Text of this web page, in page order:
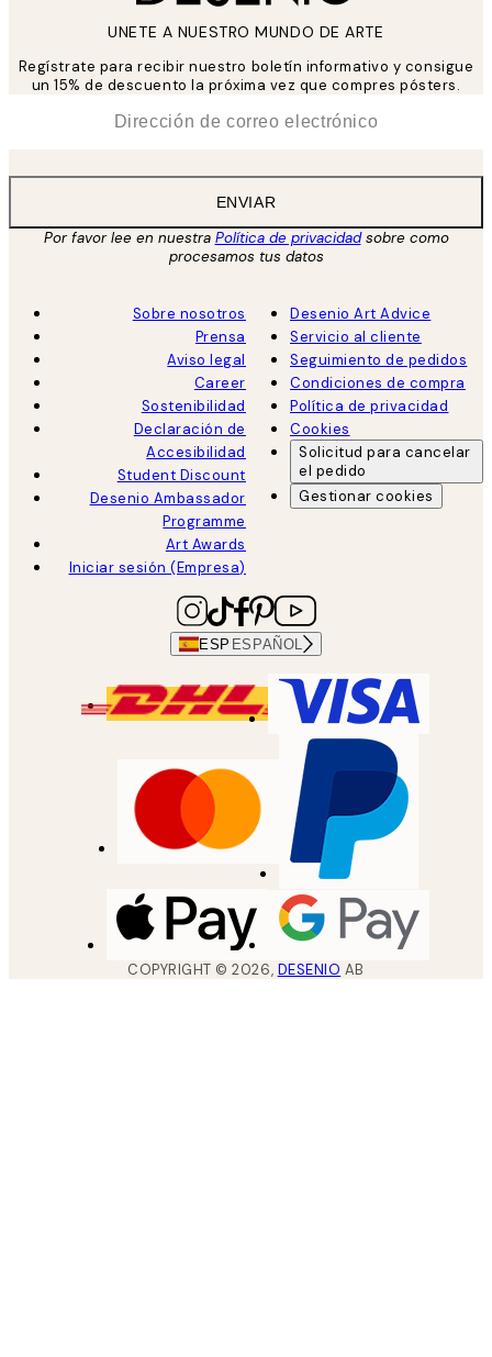
UNETE A NUESTRO MUNDO DE ARTE
Regístrate para recibir nuestro boletín informativo y consigue
un 15% de descuento la próxima vez que compres pósters.
ENVIAR
Por favor lee en nuestra Política de privacidadsobre como
procesamos tus datos
Sobre nosotros
Prensa
Aviso legal
Career
Sostenibilidad
Declaración de
Accesibilidad
Student Discount
Desenio Ambassador
Programme
Art Awards
Iniciar sesión (Empresa)
Desenio Art Advice
Servicio al cliente
Seguimiento de pedidos
Condiciones de compra
Política de privacidad
Cookies
Solicitud para cancelar
el pedido
Gestionar cookies
ESP ESPAÑOL
COPYRIGHT ©2026, DESENIO AB